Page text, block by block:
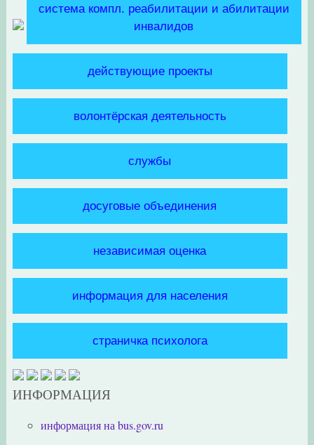
система компл. реабилитации и абилитации
инвалидов
действующие проекты
волонтёрская деятельность
службы
досуговые объединения
независимая оценка
информация для населения
страничка психолога
ИНФОРМАЦИЯ
информация на bus.gov.ru